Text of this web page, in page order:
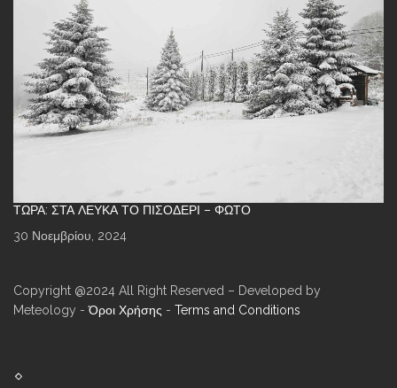
ΤΏΡΑ: ΣΤΑ ΛΕΥΚΆ ΤΟ ΠΙΣΟΔΈΡΙ – ΦΩΤΌ
30 Νοεμβρίου, 2024
Copyright @2024 All Right Reserved – Developed by
Meteology -Όροι Χρήσης - Terms and Conditions